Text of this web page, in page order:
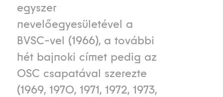
egyszer
nevelőegyesületével a
BVSC-vel (1966), a további
hét bajnoki címet pedig az
OSC csapatával szerezte
(1969, 1970, 1971, 1972, 1973,